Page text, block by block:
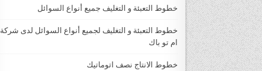
خطوط التعبئة و التغليف جميع أنواع السوائل
خطوط التعبئة و التغليف لجميع أنواع السوائل لدى شركة
ام تو باك
خطوط الانتاج نصف اتوماتيك